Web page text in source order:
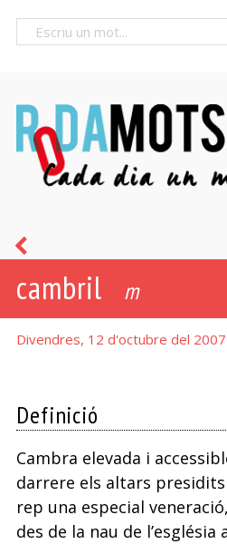
cambril m
Divendres, 12 d'octubre del 2007
Definició
Cambra elevada i
darrere els altars
rep una especial
des de la nau de l’església
mercadal